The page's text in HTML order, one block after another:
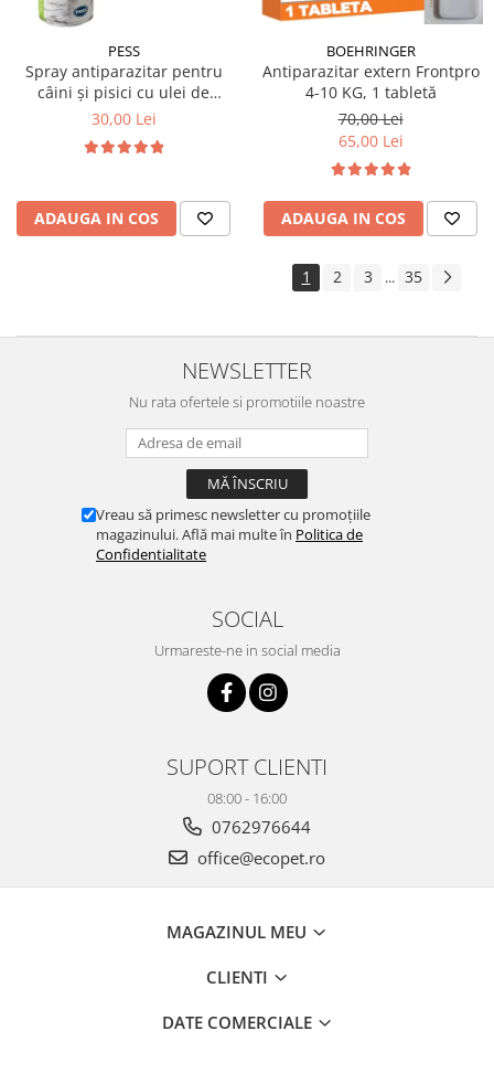
PESS
Spray antiparazitar pentru
câini și pisici cu ulei de
geranium Pess 250 ml
30,00 Lei
ADAUGA IN COS
BOEHRINGER
Antiparazitar extern Frontpro
4-10 KG, 1 tabletă
70,00 Lei
65,00 Lei
ADAUGA IN COS
1 2 3 ... 35
NEWSLETTER
Nu rata ofertele si promotiile noastre
Vreau să primesc newsletter cu promoțiile
magazinului. Află mai multe în Politica de
Confidentialitate
SOCIAL
Urmareste-ne in social media
SUPORT CLIENTI
08:00 - 16:00
0762976644
office@ecopet.ro
MAGAZINUL MEU
CLIENTI
DATE COMERCIALE